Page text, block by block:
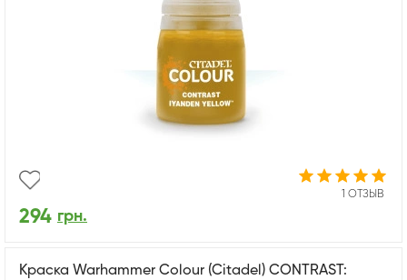
1 ОТЗЫВ
294 грн.
Краска Warhammer Colour (Citadel) CONTRAST: